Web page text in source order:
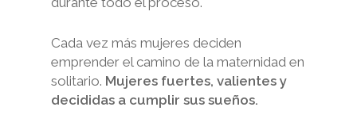
Cada vez más mujeres deciden
emprender el camino de la maternidad en
solitario. Mujeres fuertes, valientes y
decididas a cumplir sus sueños.